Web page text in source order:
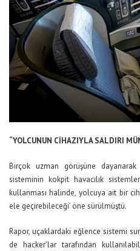
“YOLCUNUN CİHAZIYLA SALDIRI
Birçok uzman görüşüne dayanarak
sisteminin kokpit havacılık
kullanması halinde, yolcuya ait bir
ele geçirebileceği’ öne sürülmüştü.
Rapor, uçaklardaki eğlence sistemi
de hacker’lar tarafından